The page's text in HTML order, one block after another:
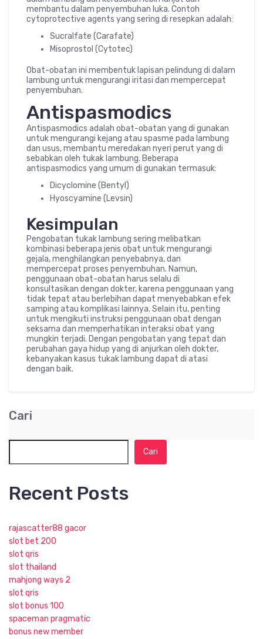
membantu dalam penyembuhan luka. Contoh
cytoprotective agents yang sering di resepkan adalah:
Sucralfate (Carafate)
Misoprostol (Cytotec)
Obat-obatan ini membentuk lapisan pelindung di dalam
lambung untuk mengurangi iritasi dan mempercepat
penyembuhan.
Antispasmodics
Antispasmodics adalah obat-obatan yang di gunakan
untuk mengurangi kejang atau spasme pada lambung
dan usus, membantu meredakan nyeri perut yang di
sebabkan oleh tukak lambung. Beberapa
antispasmodics yang umum di gunakan termasuk:
Dicyclomine (Bentyl)
Hyoscyamine (Levsin)
Kesimpulan
Pengobatan tukak lambung sering melibatkan
kombinasi beberapa jenis obat untuk mengurangi
gejala, menghilangkan penyebabnya, dan
mempercepat proses penyembuhan. Namun,
penggunaan obat-obatan harus selalu di
konsultasikan dengan dokter, karena penggunaan yang
tidak tepat atau berlebihan dapat menyebabkan efek
samping atau komplikasi lainnya. Selain itu, penting
untuk mengikuti instruksi penggunaan obat dengan
seksama dan memperhatikan interaksi obat yang
mungkin terjadi. Dengan pengobatan yang tepat dan
perubahan gaya hidup yang di anjurkan oleh dokter,
kebanyakan kasus tukak lambung dapat di atasi
dengan baik.
Cari
Cari
Recent Posts
rajascatter88 gacor
slot bet 200
slot qris
slot thailand
mahjong ways 2
slot qris
slot bonus 100
spaceman pragmatic
bonus new member